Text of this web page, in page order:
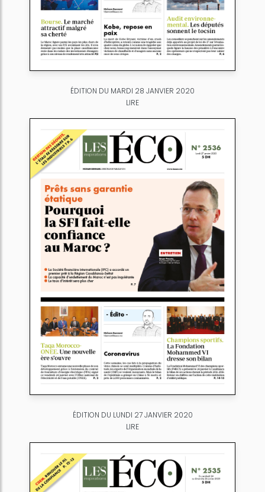
ÉDITION DU MARDI 28 JANVIER 2020
LIRE
ÉDITION DU LUNDI 27 JANVIER 2020
LIRE